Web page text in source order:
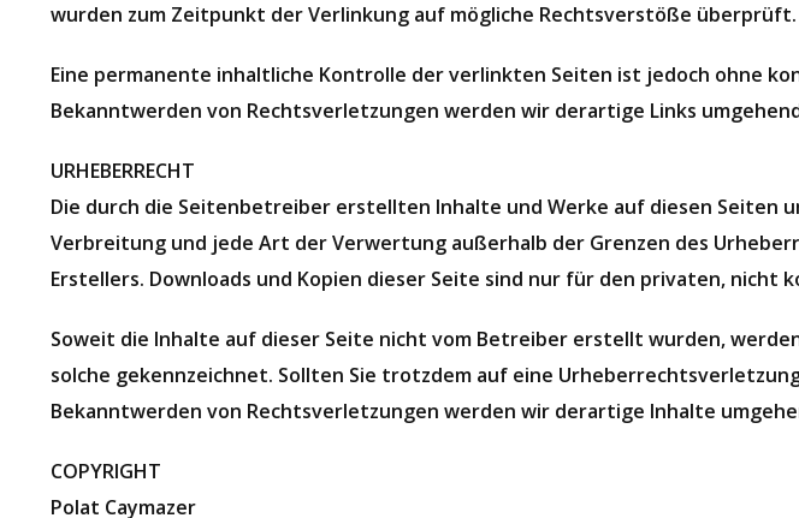
wurden zum Zeitpunkt der Verlinkung auf mögliche Rechtsverstöße
Eine permanente inhaltliche Kontrolle der verlinkten Seiten ist jedoch ohne
Bekanntwerden von Rechtsverletzungen werden wir derartige Links
URHEBERRECHT
Die durch die Seitenbetreiber erstellten Inhalte und Werke auf diesen
Verbreitung und jede Art der Verwertung außerhalb der Grenzen des
Erstellers. Downloads und Kopien dieser Seite sind nur für den privaten, nicht
Soweit die Inhalte auf dieser Seite nicht vom Betreiber erstellt wurden,
solche gekennzeichnet. Sollten Sie trotzdem auf eine
Bekanntwerden von Rechtsverletzungen werden wir derartige Inhalte
COPYRIGHT
Polat Caymazer